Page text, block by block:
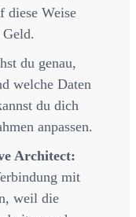
diese Weise
du genau,
welche Daten
du dich
anpassen.
Architect:
mit
weil die